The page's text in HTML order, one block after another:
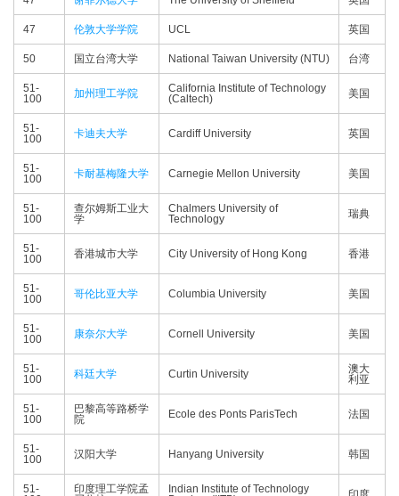
47 伦敦大学学院 UCL 英国
50 国立台湾大学 National Taiwan University (NTU) 台湾
51-
100
加州理工学院
California Institute of Technology
(Caltech)
美国
51-
100
卡迪夫大学 Cardiff University 英国
51-
100
卡耐基梅隆大学 Carnegie Mellon University 美国
51-
100
查尔姆斯工业大
学
Chalmers University of
Technology
瑞典
51-
100
香港城市大学 City University of Hong Kong 香港
51-
100
哥伦比亚大学 Columbia University 美国
51-
100
康奈尔大学 Cornell University 美国
51-
100
科廷大学 Curtin University
澳大
利亚
51-
100
巴黎高等路桥学
院
Ecole des Ponts ParisTech 法国
51-
100
汉阳大学 Hanyang University 韩国
51-
印度理工学院孟
Indian Institute of Technology